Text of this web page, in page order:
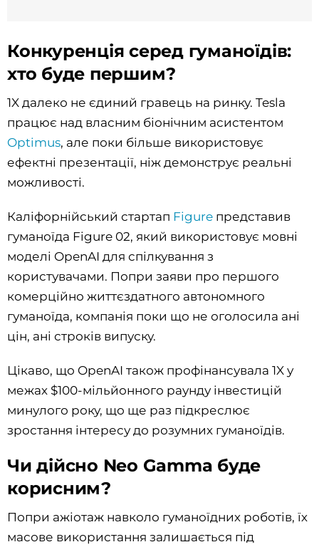
Конкуренція серед гуманоїдів:
хто буде першим?
1X далеко не єдиний гравець на ринку. Tesla
працює над власним біонічним асистентом
Optimus, але поки більше використовує
ефектні презентації, ніж демонструє реальні
можливості.
Каліфорнійський стартап Figure представив
гуманоїда Figure 02, який використовує мовні
моделі OpenAI для спілкування з
користувачами. Попри заяви про першого
комерційно життєздатного автономного
гуманоїда, компанія поки що не оголосила ані
цін, ані строків випуску.
Цікаво, що OpenAI також профінансувала 1X у
межах $100-мільйонного раунду інвестицій
минулого року, що ще раз підкреслює
зростання інтересу до розумних гуманоїдів.
Чи дійсно Neo Gamma буде
корисним?
Попри ажіотаж навколо гуманоїдних роботів, їх
масове використання залишається під